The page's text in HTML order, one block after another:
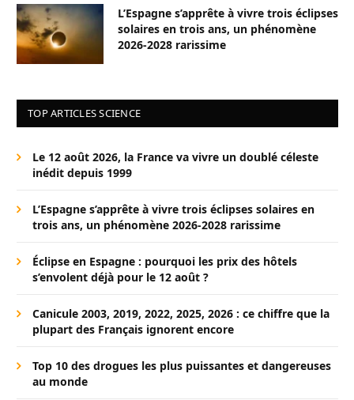
L’Espagne s’apprête à vivre trois éclipses
solaires en trois ans, un phénomène
2026-2028 rarissime
TOP ARTICLES SCIENCE
Le 12 août 2026, la France va vivre un doublé céleste
inédit depuis 1999
L’Espagne s’apprête à vivre trois éclipses solaires en
trois ans, un phénomène 2026-2028 rarissime
Éclipse en Espagne : pourquoi les prix des hôtels
s’envolent déjà pour le 12 août ?
Canicule 2003, 2019, 2022, 2025, 2026 : ce chiffre que la
plupart des Français ignorent encore
Top 10 des drogues les plus puissantes et dangereuses
au monde